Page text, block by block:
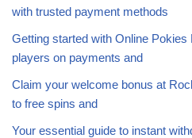
with trusted payment methods
Getting started with Online
players on payments and
Claim your welcome bonus at
to free spins and
Your essential guide to instant